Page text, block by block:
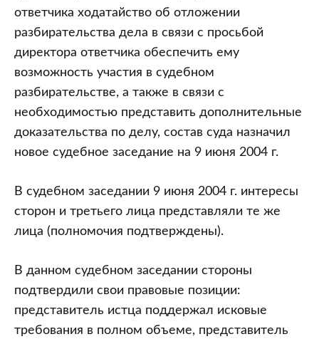
ответчика ходатайство об отложении
разбирательства дела в связи с просьбой
директора ответчика обеспечить ему
возможность участия в судебном
разбирательстве, а также в связи с
необходимостью представить дополнительные
доказательства по делу, состав суда назначил
новое судебное заседание на 9 июня 2004 г.
В судебном заседании 9 июня 2004 г. интересы
сторон и третьего лица представляли те же
лица (полномочия подтверждены).
В данном судебном заседании стороны
подтвердили свои правовые позиции:
представитель истца поддержал исковые
требования в полном объеме, представитель